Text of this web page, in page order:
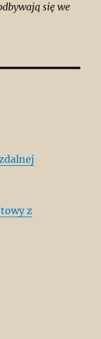
się we
z